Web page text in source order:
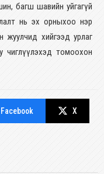
багш шавийн уйгагүй
нь эх орныхоо нэр
жуулчид хийгээд урлаг
чиглүүлэхэд томоохон
Facebook X